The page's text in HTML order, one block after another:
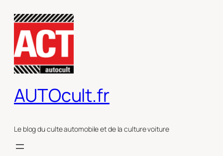
contenu
AUTOcult.fr
Le blog du culte automobile et de la culture voiture